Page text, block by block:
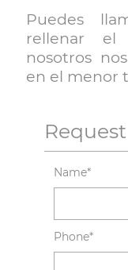
Puedes
rellenar el
nosotros
en el menor
Name*
Phone*